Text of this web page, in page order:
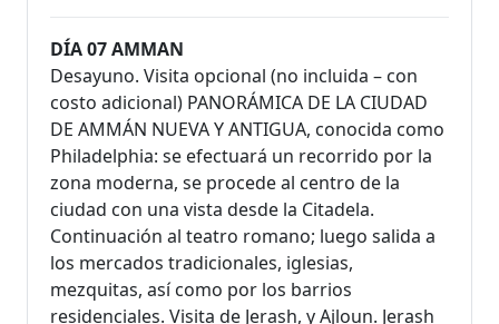
DÍA 07 AMMAN
Desayuno. Visita opcional (no incluida – con
costo adicional) PANORÁMICA DE LA CIUDAD
DE AMMÁN NUEVA Y ANTIGUA, conocida como
Philadelphia: se efectuará un recorrido por la
zona moderna, se procede al centro de la
ciudad con una vista desde la Citadela.
Continuación al teatro romano; luego salida a
los mercados tradicionales, iglesias,
mezquitas, así como por los barrios
residenciales. Visita de Jerash, y Ajloun. Jerash